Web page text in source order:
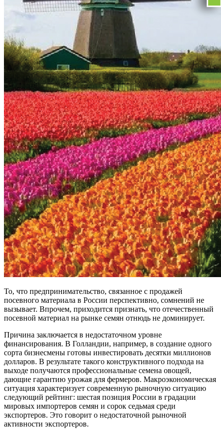
То, что предпринимательство, связанное с продажей
посевного материала в России перспективно, сомнений не
вызывает. Впрочем, приходится признать, что отечественный
посевной материал на рынке семян отнюдь не доминирует.
Причина заключается в недостаточном уровне
финансирования. В Голландии, например, в создание одного
сорта бизнесмены готовы инвестировать десятки миллионов
долларов. В результате такого конструктивного подхода на
выходе получаются профессиональные семена овощей,
дающие гарантию урожая для фермеров. Макроэкономическая
ситуация характеризует современную рыночную ситуацию
следующий рейтинг: шестая позиция России в градации
мировых импортеров семян и сорок седьмая среди
экспортеров. Это говорит о недостаточной рыночной
активности экспортеров.